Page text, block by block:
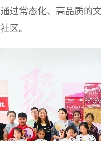
过常态化、高品质的
区。